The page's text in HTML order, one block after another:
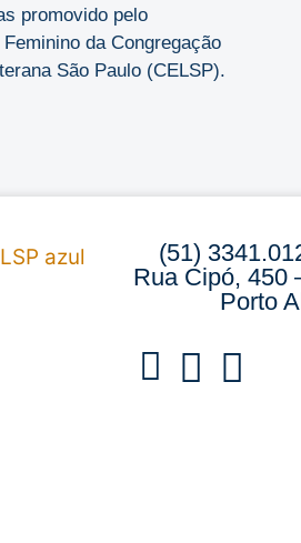
promovido pelo
da Congregação
São Paulo (CELSP).
(51)
Rua Cipó, 450
Porto